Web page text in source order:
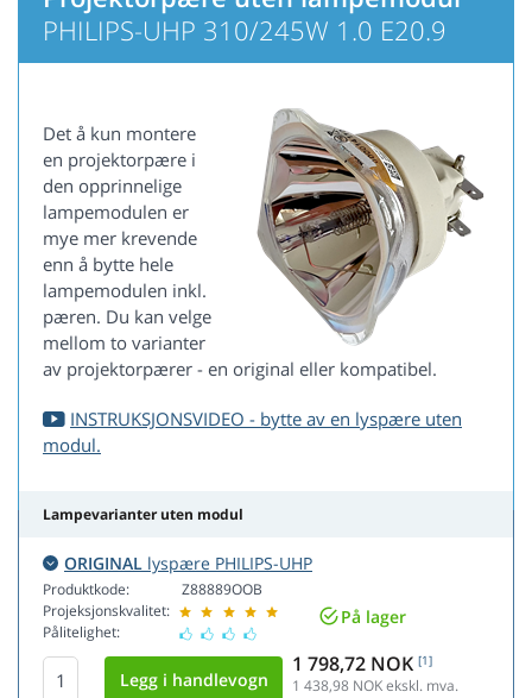
PHILIPS-UHP 310/245W 1.0 E20.9
Det å kun montere
en projektorpære i
den opprinnelige
lampemodulen er
mye mer krevende
enn å bytte hele
lampemodulen inkl.
pæren. Du kan velge
mellom to varianter
av projektorpærer - en original eller kompatibel.
INSTRUKSJONSVIDEO - bytte av en lyspære uten
modul.
Lampevarianter uten modul
ORIGINAL lyspære PHILIPS-UHP
Produktkode:
Projeksjonskvalitet:
Pålitelighet:
Z88889OOB
På lager
1 798,72 NOK [1]
1 438,98 NOK ekskl. mva.